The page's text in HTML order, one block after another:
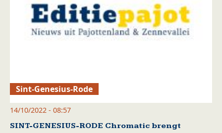
Sint-Genesius-Rode
14/10/2022 - 08:57
SINT-GENESIUS-RODE Chromatic brengt